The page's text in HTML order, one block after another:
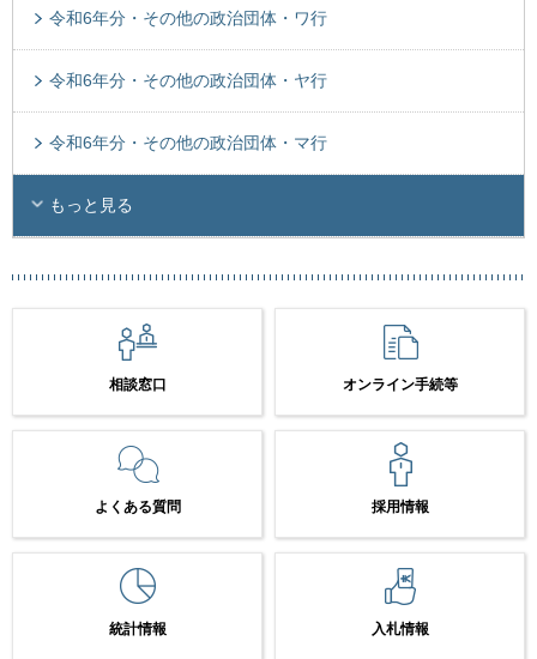
令和6年分・その他の政治団体・ワ行
令和6年分・その他の政治団体・ヤ行
令和6年分・その他の政治団体・マ行
もっと見る
相談窓口 オンライン手続等
よくある質問 採用情報
統計情報 入札情報